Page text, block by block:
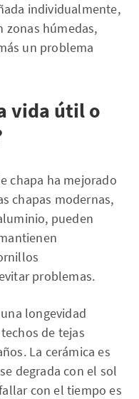
individualmente,
zonas húmedas,
un problema
vida útil o
chapa ha mejorado
chapas modernas,
pueden
problemas.
longevidad
de tejas
La cerámica es
degrada con el sol
con el tiempo es